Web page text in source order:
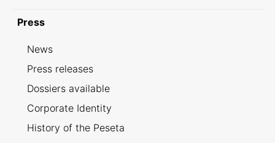
Press
News
Press releases
Dossiers available
Corporate Identity
History of the Peseta